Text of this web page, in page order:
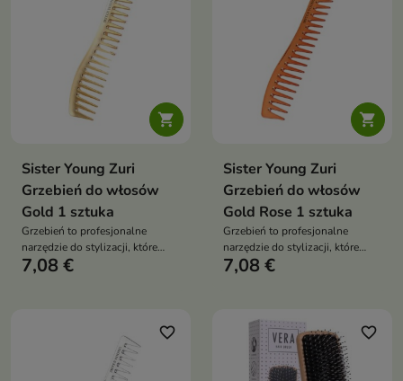

Sister Young Zuri
Grzebień do włosów
Gold 1 sztuka
Grzebień to profesjonalne
narzędzie do stylizacji, które
łączy elegancki design z wysoką
7,08 €

Sister Young Zuri
Grzebień do włosów
Gold Rose 1 sztuka
Grzebień to profesjonalne
narzędzie do stylizacji, które
łączy elegancki design z wysoką
7,08 €
favorite_border favorite_border